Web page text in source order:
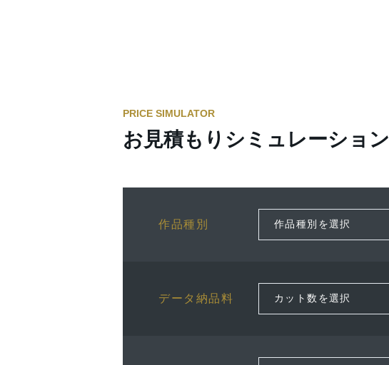
PRICE SIMULATOR
お見積もりシミュレーション
作品種別
データ納品料